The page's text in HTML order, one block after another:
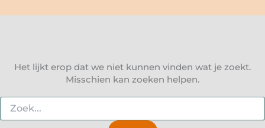
Het lijkt erop dat we niet kunnen vinden wat je zoekt.
Misschien kan zoeken helpen.
Zoek
naar: